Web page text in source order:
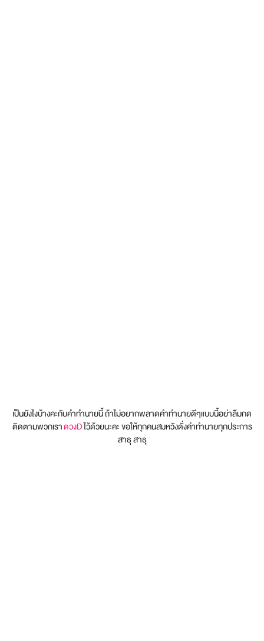
เป็นยังไงบ้างคะกับคำทำนายนี้ ถ้าไม่อยากพลาดคำทำนายดีๆแบบนี้อย่าลืมกด
ติดตามพวกเราดวงDไว้ด้วยนะคะ ขอให้ทุกคนสมหวังดั่งคำทำนายทุกประการ
สาธุ สาธุ